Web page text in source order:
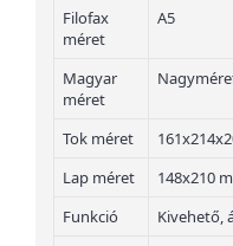
Filofax
méret
A5
Magyar
méret
Tok méret
Lap méret
148x210
Funkció
Kivehető,